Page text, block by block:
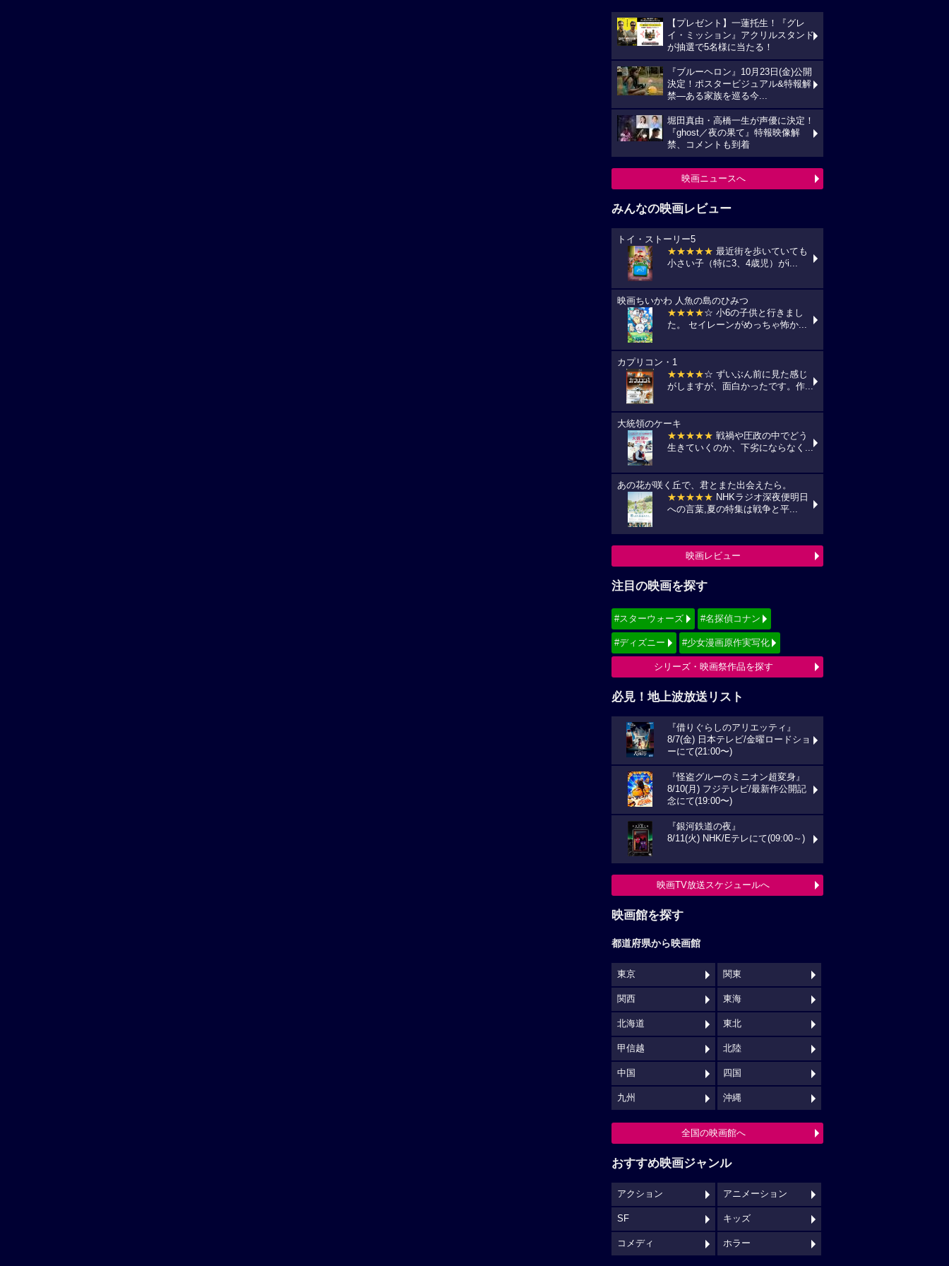
【プレゼント】一蓮托生！『グレ
イ・ミッション』アクリルスタンド
が抽選で5名様に当たる！
『ブルーヘロン』10月23日(金)公開
決定！ポスタービジュアル&特報解
禁―ある家族を巡る今...
堀田真由・高橋一生が声優に決定！
『ghost／夜の果て』特報映像解
禁、コメントも到着
映画ニュースへ
みんなの映画レビュー
トイ・ストーリー5
★★★★★ 最近街を歩いていても
小さい子（特に3、4歳児）がi...
映画ちいかわ 人魚の島のひみつ
★★★★☆ 小6の子供と行きまし
た。 セイレーンがめっちゃ怖か...
カプリコン・1
★★★★☆ ずいぶん前に見た感じ
がしますが、面白かったです。作...
大統領のケーキ
★★★★★ 戦禍や圧政の中でどう
生きていくのか、下劣にならなく...
あの花が咲く丘で、君とまた出会えたら。
★★★★★ NHKラジオ深夜便明日
への言葉,夏の特集は戦争と平...
映画レビュー
注目の映画を探す
#スターウォーズ #名探偵コナン
#ディズニー #少女漫画原作実写化
シリーズ・映画祭作品を探す
必見！地上波放送リスト
『借りぐらしのアリエッティ』
8/7(金) 日本テレビ/金曜ロードショ
ーにて(21:00〜)
『怪盗グルーのミニオン超変身』
8/10(月) フジテレビ/最新作公開記
念にて(19:00〜)
『銀河鉄道の夜』
8/11(火) NHK/Eテレにて(09:00～)
映画TV放送スケジュールへ
映画館を探す
都道府県から映画館
東京 関東
関西 東海
北海道 東北
甲信越 北陸
中国 四国
九州 沖縄
全国の映画館へ
おすすめ映画ジャンル
アクション アニメーション
SF キッズ
コメディ ホラー